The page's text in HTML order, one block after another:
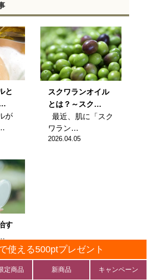
と
が
スクワランオイル
とは？～スク…
最近、肌に「スク
ワラン…
2026.04.05
す
け
使える500ptプレゼント
定商品 新商品 キャンペーン